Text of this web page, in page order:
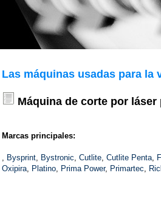
Las máquinas usadas para la
Máquina de corte por láser
Marcas principales:
, Bysprint, Bystronic, Cutlite, Cutlite Penta,
Oxipira, Platino, Prima Power, Primartec,